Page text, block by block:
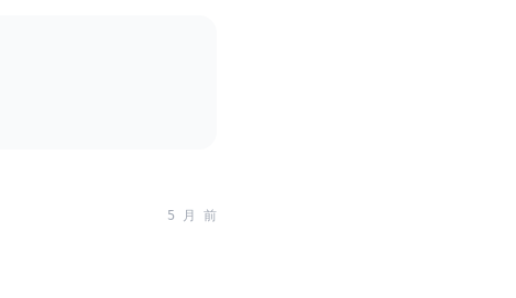
5 月 前